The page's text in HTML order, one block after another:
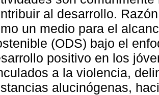
al desarrollo.
un medio para el
(ODS) bajo el
positivo en los
a la violencia,
alucinógenas,